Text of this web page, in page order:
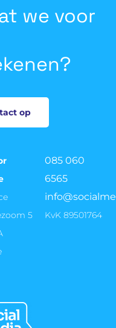
en het volledig
betere
we voor
op
5
085 060
6565
KvK 89501764